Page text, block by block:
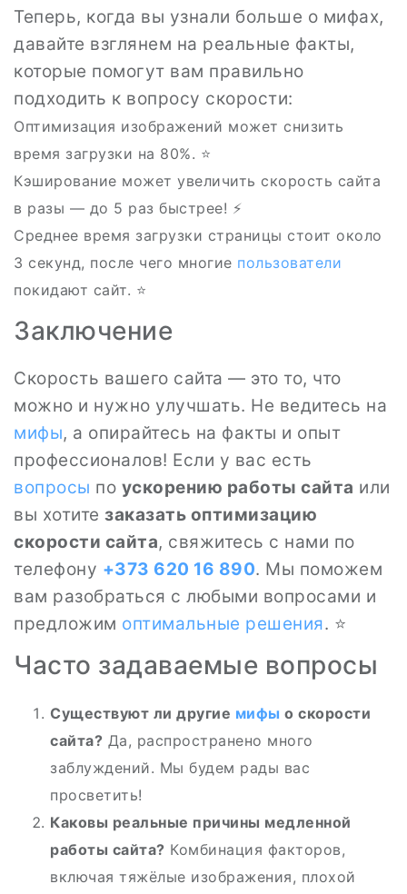
Теперь, когда вы узнали больше о мифах,
давайте взглянем на реальные факты,
которые помогут вам правильно
подходить к вопросу скорости:
Оптимизация изображений может снизить
время загрузки на 80%. ⭐
Кэширование может увеличить скорость сайта
в разы — до 5 раз быстрее! ⚡
Среднее время загрузки страницы стоит около
3 секунд, после чего многие пользователи
покидают сайт. ⭐
Заключение
Скорость вашего сайта — это то, что
можно и нужно улучшать. Не ведитесь на
мифы, а опирайтесь на факты и опыт
профессионалов! Если у вас есть
вопросы по ускорению работы сайта или
вы хотите заказать оптимизацию
скорости сайта, свяжитесь с нами по
телефону +373 620 16 890. Мы поможем
вам разобраться с любыми вопросами и
предложим оптимальные решения. ⭐
Часто задаваемые вопросы
Существуют ли другие мифы о скорости
сайта? Да, распространено много
заблуждений. Мы будем рады вас
просветить!
Каковы реальные причины медленной
работы сайта? Комбинация факторов,
включая тяжёлые изображения, плохой